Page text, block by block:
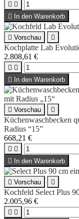
 

In den Warenkorb
 Vorschau 
Kochplatte Lab
2.808,61 €
 

In den Warenkorb
 Vorschau 
Küchenwaschbecken
Radius “15”
668,21 €
 

In den Warenkorb
 Vorschau 
Kochfeld Select Plus
2.005,96 €
 